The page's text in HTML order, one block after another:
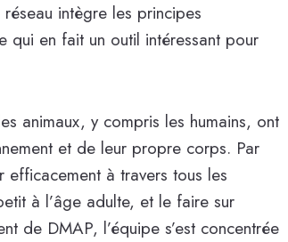
intègre les principes
qui en fait un outil intéressant pour
animaux, y compris les humains, ont
et de leur propre corps. Par
à travers tous les
à l’âge adulte, et le faire sur
de DMAP, l’équipe s’est concentrée